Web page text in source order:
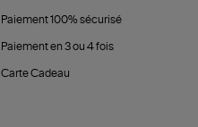
Paiement 100% sécurisé
Paiement en 3 ou 4 fois
Carte Cadeau